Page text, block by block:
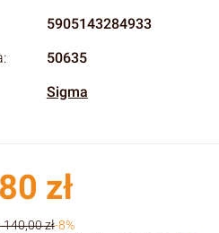
5905143284933
50635
Sigma
zł
140,00 zł-8%